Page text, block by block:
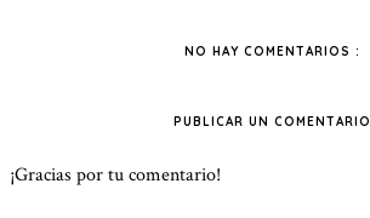
NO HAY COMENTARIOS :
PUBLICAR UN COMENTARIO
¡Gracias por tu comentario!